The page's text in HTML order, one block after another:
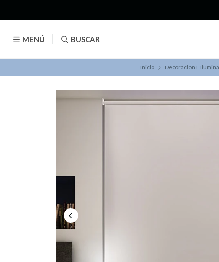
MENÚ BUSCAR
Inicio Decoración E